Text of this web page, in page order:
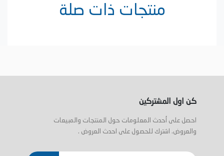
منتجات ذات صلة
كن اول المشتركين
احصل على أحدث المعلومات حول المنتجات والمبيعات
والعروض. اشترك للحصول على احدث العروض .